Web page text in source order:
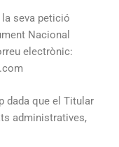
la seva petició
Nacional
electrònic:
dada que el Titular
administratives,